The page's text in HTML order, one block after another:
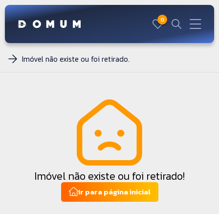
0
Imóvel não existe ou foi retirado.
Imóvel não existe ou foi retirado!
Ir para página inicial